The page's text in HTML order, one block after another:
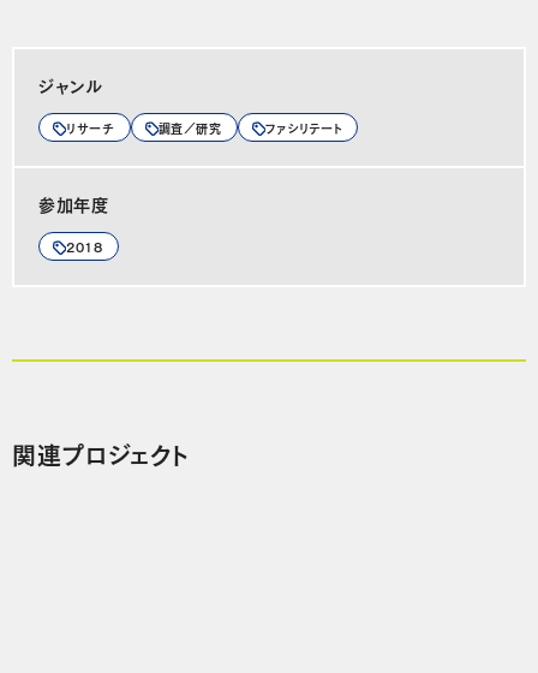
ジャンル
リサーチ 調査／研究 ファシリテート
参加年度
2018
関連プロジェクト